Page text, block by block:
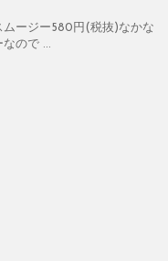
ムージー580円(税抜)なかな
ので ...